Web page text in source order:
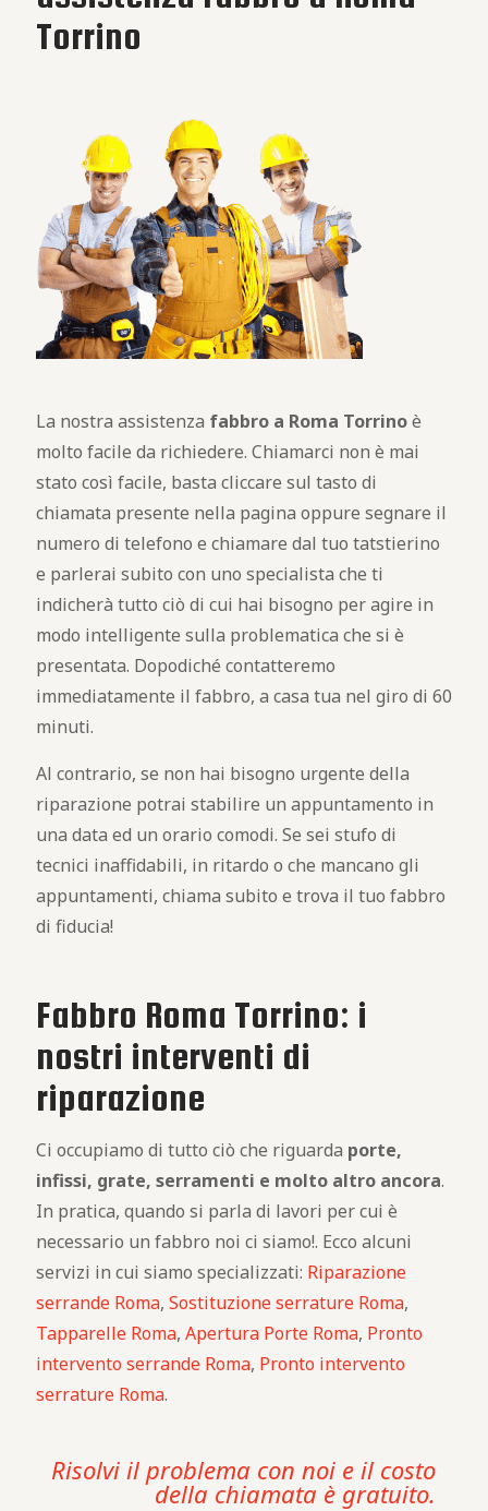
Torrino
La nostra assistenza fabbro a Roma Torrinoè
molto facile da richiedere. Chiamarci non è mai
stato così facile, basta cliccare sul tasto di
chiamata presente nella pagina oppure segnare il
numero di telefono e chiamare dal tuo tatstierino
e parlerai subito con uno specialista che ti
indicherà tutto ciò di cui hai bisogno per agire in
modo intelligente sulla problematica che si è
presentata. Dopodiché contatteremo
immediatamente il fabbro, a casa tua nel giro di 60
minuti.
Al contrario, se non hai bisogno urgente della
riparazione potrai stabilire un appuntamento in
una data ed un orario comodi. Se sei stufo di
tecnici inaffidabili, in ritardo o che mancano gli
appuntamenti, chiama subito e trova il tuo fabbro
di fiducia!
Fabbro Roma Torrino: i
nostri interventi di
riparazione
Ci occupiamo di tutto ciò che riguarda porte,
infissi, grate, serramenti e molto altro ancora.
In pratica, quando si parla di lavori per cui è
necessario un fabbro noi ci siamo!. Ecco alcuni
servizi in cui siamo specializzati: Riparazione
serrande Roma, Sostituzione serrature Roma,
Tapparelle Roma, Apertura Porte Roma, Pronto
intervento serrande Roma, Pronto intervento
serrature Roma.
Risolvi il problema con noi e il costo
della chiamata è gratuito.